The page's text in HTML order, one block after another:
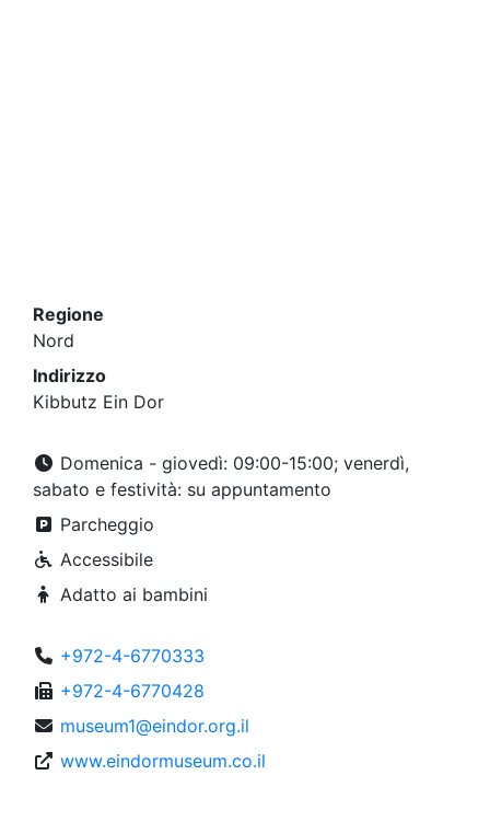
Regione
Nord
Indirizzo
Kibbutz Ein Dor
Domenica - giovedì: 09:00-15:00; venerdì,
sabato e festività: su appuntamento
Parcheggio
Accessibile
Adatto ai bambini
+972-4-6770333
+972-4-6770428
museum1@eindor.org.il
www.eindormuseum.co.il